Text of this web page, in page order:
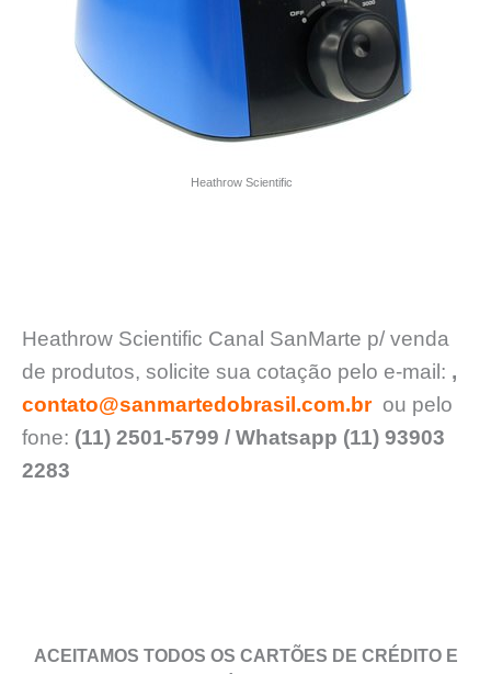
Heathrow Scientific
Heathrow Scientific Canal SanMarte p/ venda
de produtos, solicite sua cotação pelo e-mail: ,
contato@sanmartedobrasil.com.brou pelo
fone: (11) 2501-5799 / Whatsapp (11) 93903
2283
ACEITAMOS TODOS OS CARTÕES DE CRÉDITO E